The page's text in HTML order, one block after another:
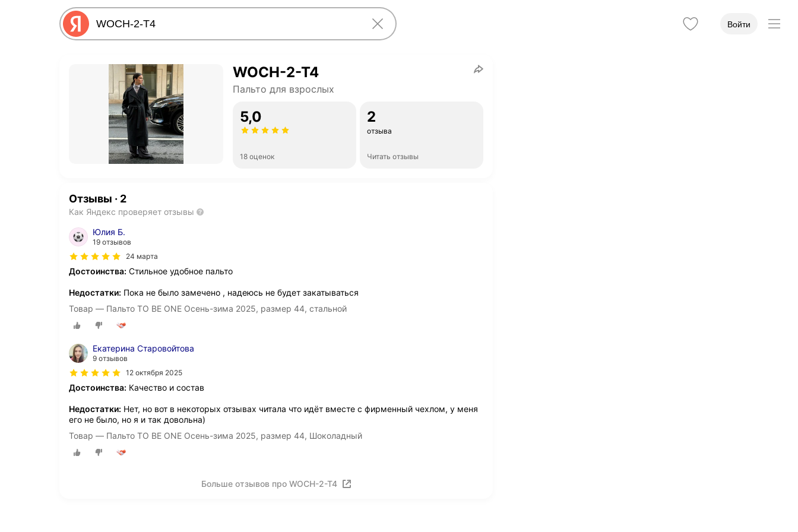
Войти
WOCH-2-T4
Пальто для взрослых
5,0
18 оценок
2
отзыва
Читать отзывы
Отзывы · 2
Как Яндекс проверяет отзывы
Юлия Б.
19 отзывов
24 марта
Достоинства: Стильное удобное пальто
Недостатки: Пока не было замечено , надеюсь не будет закатываться
Товар — Пальто TO BE ONE Осень-зима 2025, размер 44, стальной
Екатерина Старовойтова
9 отзывов
12 октября 2025
Достоинства: Качество и состав
Недостатки: Нет, но вот в некоторых отзывах читала что идёт вместе с фирменный чехлом, у меня
его не было, но я и так довольна)
Товар — Пальто TO BE ONE Осень-зима 2025, размер 44, Шоколадный
Больше отзывов про WOCH-2-T4